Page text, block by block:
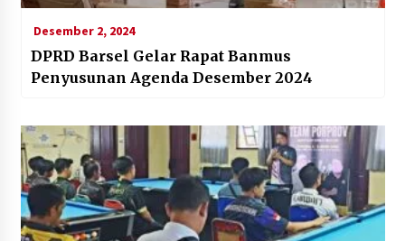
Desember 2, 2024
DPRD Barsel Gelar Rapat Banmus
Penyusunan Agenda Desember 2024